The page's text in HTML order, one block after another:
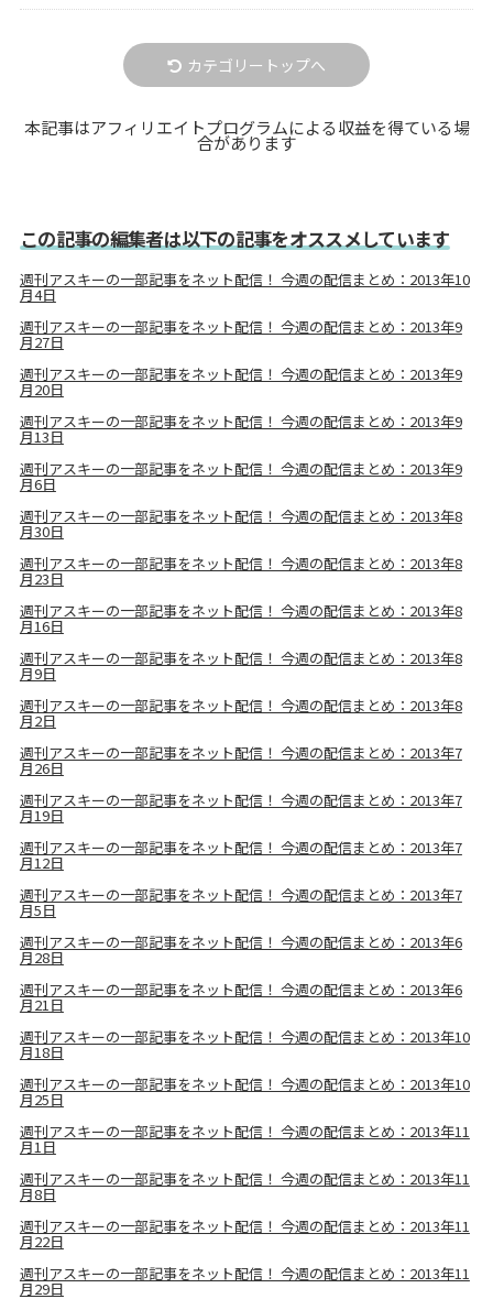
カテゴリートップへ
本記事はアフィリエイトプログラムによる収益を得ている場
合があります
この記事の編集者は以下の記事をオススメしています
週刊アスキーの一部記事をネット配信！ 今週の配信まとめ：2013年10
月4日
週刊アスキーの一部記事をネット配信！ 今週の配信まとめ：2013年9
月27日
週刊アスキーの一部記事をネット配信！ 今週の配信まとめ：2013年9
月20日
週刊アスキーの一部記事をネット配信！ 今週の配信まとめ：2013年9
月13日
週刊アスキーの一部記事をネット配信！ 今週の配信まとめ：2013年9
月6日
週刊アスキーの一部記事をネット配信！ 今週の配信まとめ：2013年8
月30日
週刊アスキーの一部記事をネット配信！ 今週の配信まとめ：2013年8
月23日
週刊アスキーの一部記事をネット配信！ 今週の配信まとめ：2013年8
月16日
週刊アスキーの一部記事をネット配信！ 今週の配信まとめ：2013年8
月9日
週刊アスキーの一部記事をネット配信！ 今週の配信まとめ：2013年8
月2日
週刊アスキーの一部記事をネット配信！ 今週の配信まとめ：2013年7
月26日
週刊アスキーの一部記事をネット配信！ 今週の配信まとめ：2013年7
月19日
週刊アスキーの一部記事をネット配信！ 今週の配信まとめ：2013年7
月12日
週刊アスキーの一部記事をネット配信！ 今週の配信まとめ：2013年7
月5日
週刊アスキーの一部記事をネット配信！ 今週の配信まとめ：2013年6
月28日
週刊アスキーの一部記事をネット配信！ 今週の配信まとめ：2013年6
月21日
週刊アスキーの一部記事をネット配信！ 今週の配信まとめ：2013年10
月18日
週刊アスキーの一部記事をネット配信！ 今週の配信まとめ：2013年10
月25日
週刊アスキーの一部記事をネット配信！ 今週の配信まとめ：2013年11
月1日
週刊アスキーの一部記事をネット配信！ 今週の配信まとめ：2013年11
月8日
週刊アスキーの一部記事をネット配信！ 今週の配信まとめ：2013年11
月22日
週刊アスキーの一部記事をネット配信！ 今週の配信まとめ：2013年11
月29日